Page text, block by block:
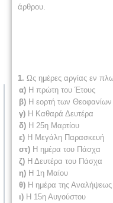
άρθρου.
1. Ως ημέρες αργίας εν
α) Η πρώτη του Έτους
β) Η εορτή των Θεοφανίων
γ) Η Καθαρά Δευτέρα
δ) Η 25η Μαρτίου
ε) Η Μεγάλη Παρασκευή
στ) Η ημέρα του Πάσχα
ζ) Η Δευτέρα του Πάσχα
η) Η 1η Μαίου
θ) Η ημέρα της Αναλήψεως
ι) Η 15η Αυγούστου